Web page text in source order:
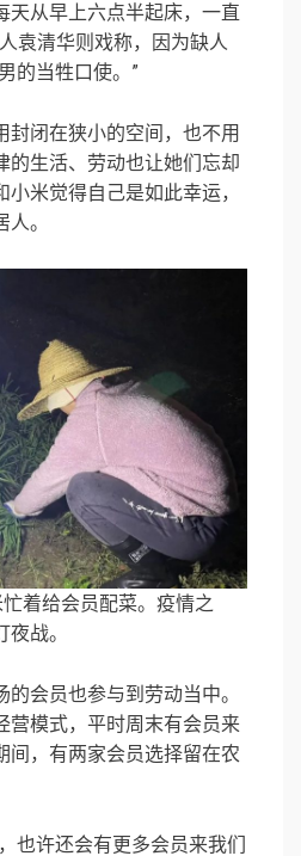
天从早上六点半起床，一直
袁清华则戏称，因为缺人
的当牲口使。”
封闭在狭小的空间，也不用
的生活、劳动也让她们忘却
米觉得自己是如此幸运，
。
着给会员配菜。疫情之
战。
会员也参与到劳动当中。
营模式，平时周末有会员来
间，有两家会员选择留在农
也许还会有更多会员来我们